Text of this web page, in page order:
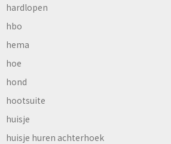
hardlopen
hbo
hema
hoe
hond
hootsuite
huisje
huisje huren achterhoek